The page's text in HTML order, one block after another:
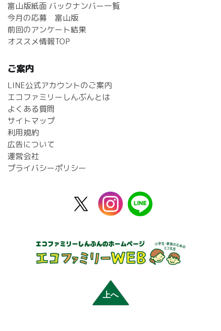
富山版紙面 バックナンバー一覧
今月の応募 富山版
前回のアンケート結果
オススメ情報TOP
ご案内
LINE公式アカウントのご案内
エコファミリーしんぶんとは
よくある質問
サイトマップ
利用規約
広告について
運営会社
プライバシーポリシー
instagram
上へ